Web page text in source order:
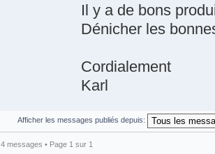
Il y a de bons
Dénicher les
Cordialement
Karl
Afficher les messages publiés depuis:
4 messages • Page 1 sur 1